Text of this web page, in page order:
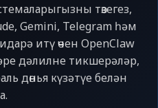
төзегез,
Gemini, Telegram һәм
итү өчен OpenClaw
дәлилне тикшерәләр,
дөнья күзәтүе белән